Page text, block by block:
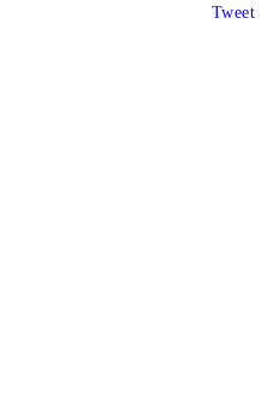
Tweet